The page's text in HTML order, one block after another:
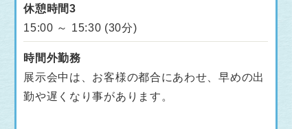
休憩時間3
15:00 ～ 15:30 (30分)
時間外勤務
展示会中は、お客様の都合にあわせ、早めの出
勤や遅くなり事があります。